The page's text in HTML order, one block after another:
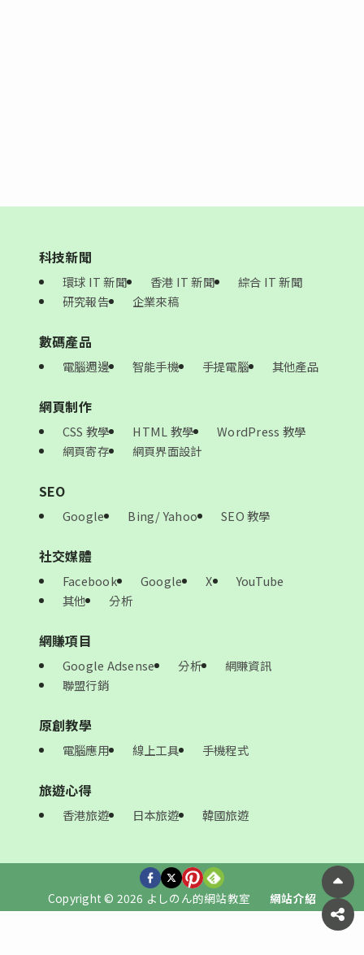
科技新聞
環球 IT 新聞 香港 IT 新聞
綜合 IT 新聞
研究報告
企業來稿
數碼產品
電腦週邊 智能手機 手提電腦 其他產品
網頁制作
CSS 教學 HTML 教學
WordPress 教學
網頁寄存
網頁界面設計
SEO
Google Bing/ Yahoo SEO 教學
社交媒體
Facebook Google X
YouTube
其他
分析
網賺項目
Google Adsense 分析
網賺資訊
聯盟行銷
原創教學
電腦應用 線上工具 手機程式
旅遊心得
香港旅遊 日本旅遊 韓國旅遊
Copyright © 2026 よしのん的網站教室 網站介紹